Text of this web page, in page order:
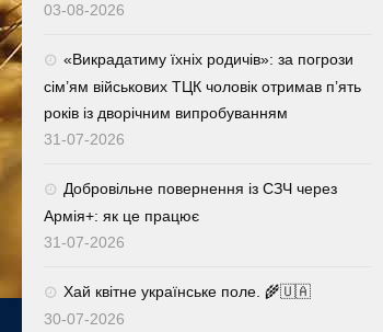
03-08-2026
«Викрадатиму їхніх родичів»: за погрози
сім’ям військових ТЦК чоловік отримав п’ять
років із дворічним випробуванням
31-07-2026
Добровільне повернення із СЗЧ через
Армія+: як це працює
31-07-2026
Хай квітне українське поле. 🌾🇺🇦
30-07-2026